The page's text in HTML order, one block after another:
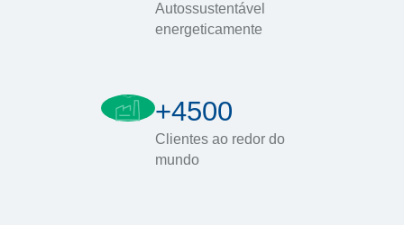
Autossustentável
energeticamente
+4500
Clientes ao redor do
mundo